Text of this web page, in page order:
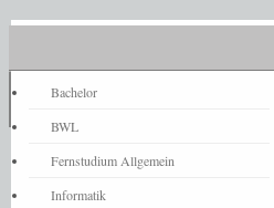
Bachelor
BWL
Fernstudium Allgemein
Informatik